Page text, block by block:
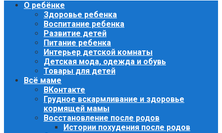
О ребёнке
Здоровье ребенка
Воспитание ребенка
Развитие детей
Питание ребенка
Интерьер детской комнаты
Детская мода, одежда и обувь
Товары для детей
Всё маме
ВКонтакте
Грудное вскармливание и здоровье
кормящей мамы
Восстановление после родов
Истории похудения после родов